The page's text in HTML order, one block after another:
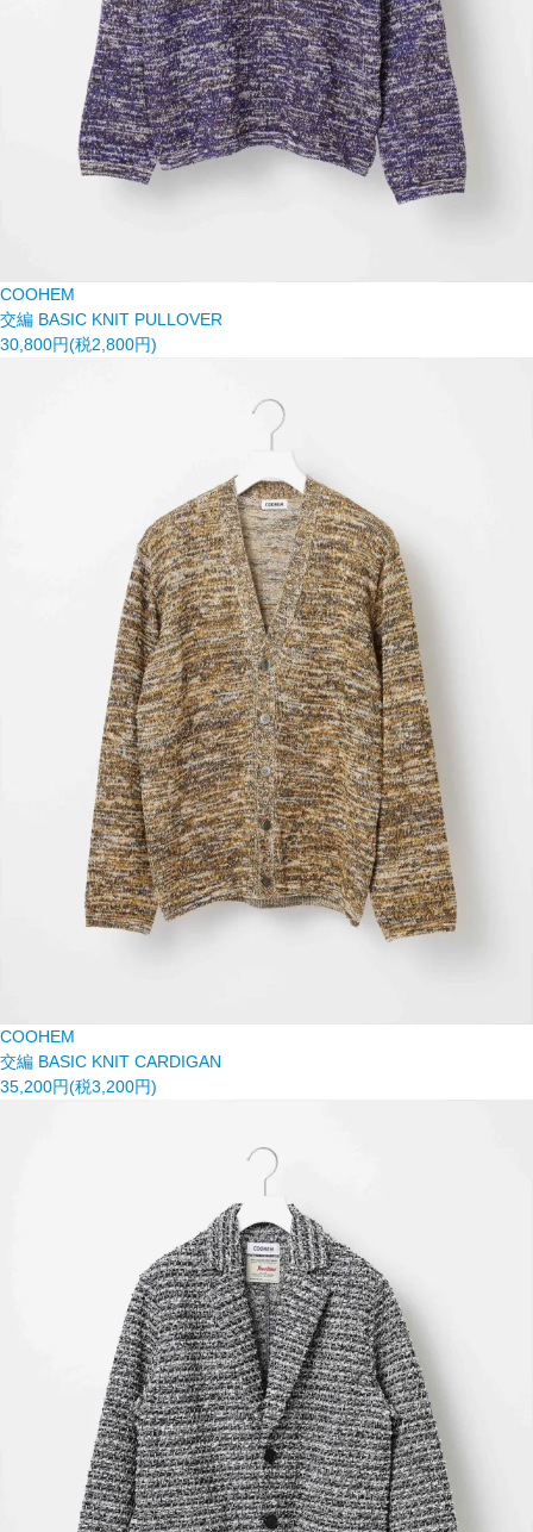
COOHEM
交編 BASIC KNIT PULLOVER
30,800円(税2,800円)
COOHEM
交編 BASIC KNIT CARDIGAN
35,200円(税3,200円)